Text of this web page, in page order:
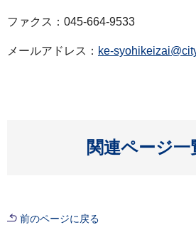
ファクス：045-664-9533
メールアドレス： ke-
関連ページ一
開く
前のページに戻る